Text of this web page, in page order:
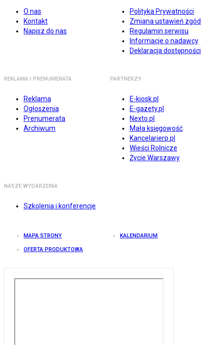
O nas
Kontakt
Napisz do nas
Polityka Prywatności
Zmiana ustawień zgód
Regulamin serwisu
Informacje o nadawcy
Deklaracja dostępności
REKLAMA I PRENUMERATA
Reklama
Ogłoszenia
Prenumerata
Archiwum
PARTNERZY
E-kiosk.pl
E-gazety.pl
Nexto.pl
Mała księgowość
Kancelarierp.pl
Wieści Rolnicze
Życie Warszawy
NASZE WYDARZENIA
Szkolenia i konferencje
MAPA STRONY KALENDARIUM
OFERTA PRODUKTOWA